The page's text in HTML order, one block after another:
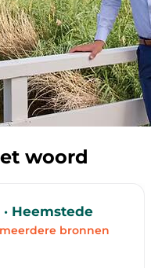
woord